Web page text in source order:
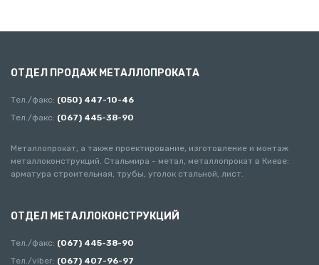
ОТДЕЛ ПРОДАЖ МЕТАЛЛОПРОКАТА
Тел./факс: (050) 447-10-46
Тел./факс: (067) 445-38-90
Металлопрокат, а также проектирование, изготовление и монтаж
металлоконструкций. Стальмира - метал, металлопрокат в Киеве:
арматура строительная, трубы, уголок стальной, лист.
ОТДЕЛ МЕТАЛЛОКОНСТРУКЦИЙ
Тел./факс: (067) 445-38-90
Тел./viber: (067) 407-96-97